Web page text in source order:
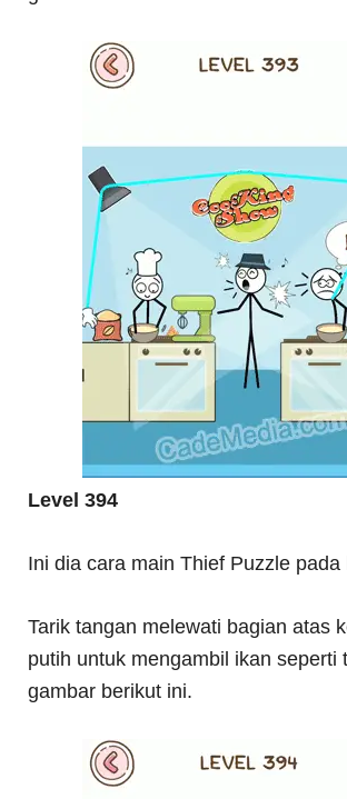
Level 394
Ini dia cara main Thief Puzzle pada
Tarik tangan melewati bagian atas
putih untuk mengambil ikan seperti
gambar berikut ini.